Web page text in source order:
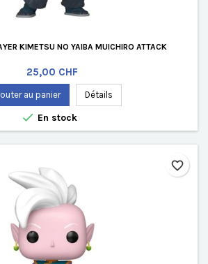
KIMETSU NO YAIBA MUICHIRO ATTACK
Prix
25,00 CHF
au panier Détails
 En stock
favorite_border